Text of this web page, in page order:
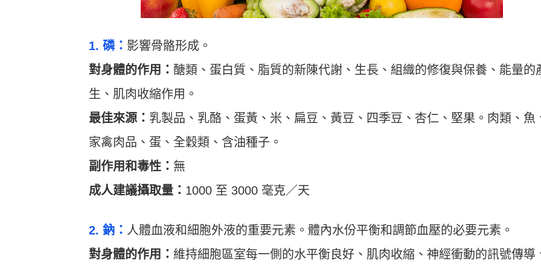
1. 磷： 影響骨骼形成。
對身體的作用： 醣類、蛋白質、脂質的新陳代謝、生長、組織的修復與保養、能量的
生、肌肉收縮作用。
最佳來源： 乳製品、乳酪、蛋黃、米、扁豆、黃豆、四季豆、杏仁、堅果。肉類、魚
家禽肉品、蛋、全穀類、含油種子。
副作用和毒性： 無
成人建議攝取量： 1000 至 3000 毫克／天
2. 鈉： 人體血液和細胞外液的重要元素。體內水份平衡和調節血壓的必要元素。
對身體的作用： 維持細胞區室每一側的水平衡良好、肌肉收縮、神經衝動的訊號傳導